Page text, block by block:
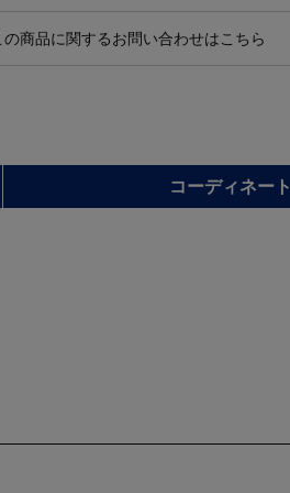
の商品に関するお問い合わせはこちら
コーディネート